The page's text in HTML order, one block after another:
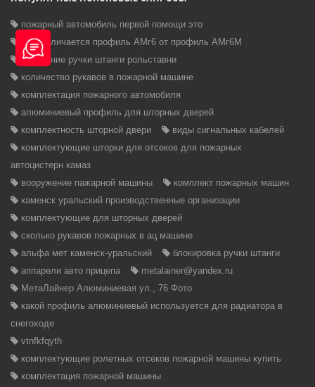
пожарный автомобиль первой помощи это
Чем отличается профиль АМг6 от профиль АМг6М
крепление ручки штанги рольставни
количество рукавов в пожарной машине
комплектация пожарного автомобиля
алюминиевый профиль для шторных дверей
комплектность шторной двери
виды сигнальных кабелей
комплектующие шторки для отсеков для пожарных
автоцистерн камаз
вооружение пажарной машины
комплект пожарных машин
каменск уральский производственные организации
комплектующие для шторных дверей
сколько рукавов пожарных в ац машине
альфа мет каменск-уральский
блокировка ручки штанги
аппарели авто прицепа
metalainer@yandex.ru
МетаЛайнер Алюминиевая ул., 76 Фото
какой профиль алюминиевый используется для радиатора в
снегоходе
vtnfkfqyth
комплектующие ролетных отсеков пожарной машины купить
комплектация пожарной машины